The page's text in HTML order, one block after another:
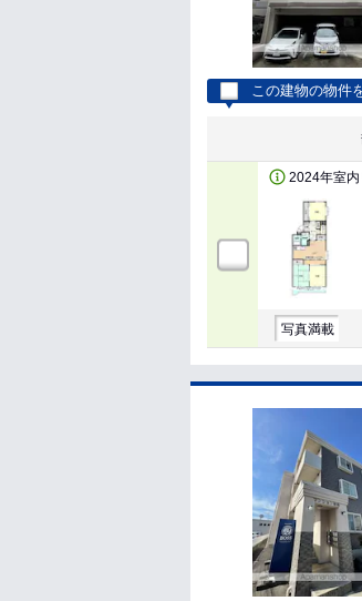
この建物の物件
2024年室内
写真満載